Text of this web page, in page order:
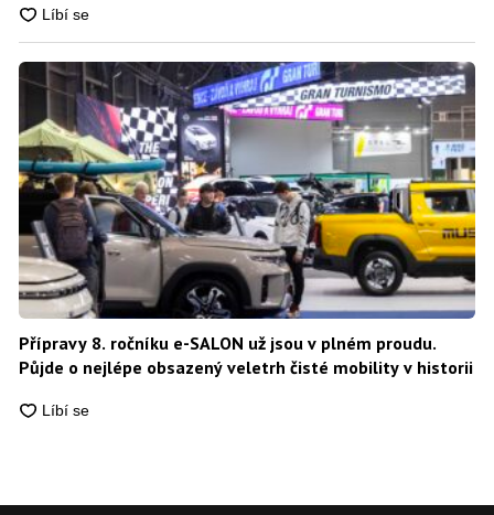
Přípravy 8. ročníku e-SALON už jsou v plném proudu.
Půjde o nejlépe obsazený veletrh čisté mobility v historii